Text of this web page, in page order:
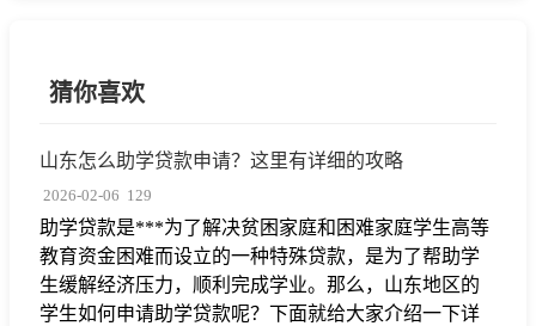
猜你喜欢
山东怎么助学贷款申请？这里有详细的攻略
2026-02-06 129
助学贷款是***为了解决贫困家庭和困难家庭学生高等
教育资金困难而设立的一种特殊贷款，是为了帮助学
生缓解经济压力，顺利完成学业。那么，山东地区的
学生如何申请助学贷款呢？下面就给大家介绍一下详